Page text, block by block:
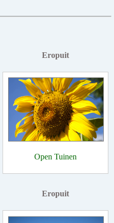
Eropuit
Open Tuinen
Eropuit